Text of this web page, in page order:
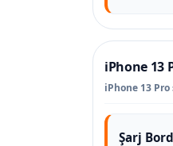
iPhone 13
iPhone 13
Şarj